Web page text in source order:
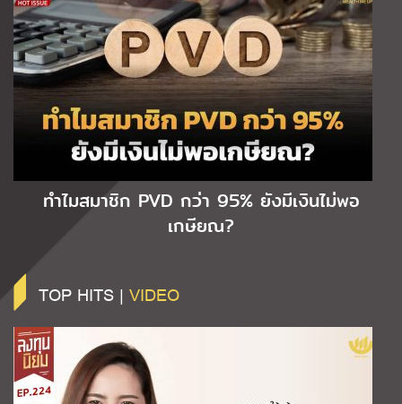
ทำไมสมาชิก PVD กว่า 95% ยังมีเงินไม่พอ
เกษียณ?
TOP HITS | VIDEO